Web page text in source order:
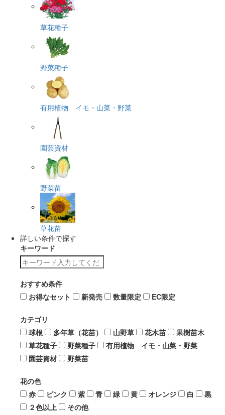
草花種子
野菜種子
有用植物 イモ・山菜・野菜
園芸資材
野菜苗
草花苗
詳しい条件で探す
キーワード
おすすめ条件
お得なセット
新発売 数量限定 EC限定
カテゴリ
球根
多年草（花苗） 山野草 花木苗
果樹苗木
草花種子
野菜種子
有用植物 イモ・山菜・野菜
園芸資材
野菜苗
花の色
赤
ピンク 紫 青 緑 黄 オレンジ 白
黒
２色以上
その他